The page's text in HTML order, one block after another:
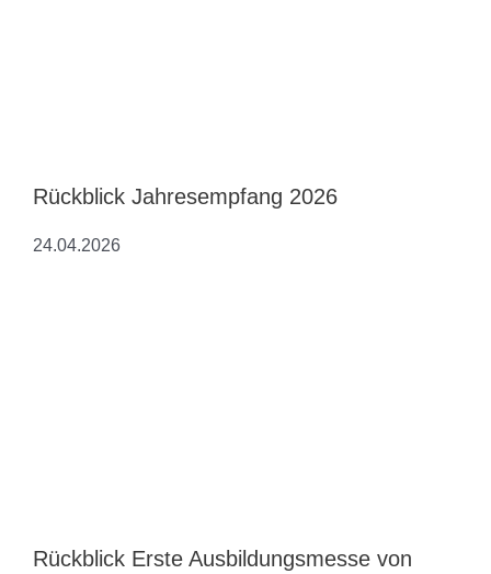
Rückblick Jahresempfang 2026
24.04.2026
Rückblick Erste Ausbildungsmesse von